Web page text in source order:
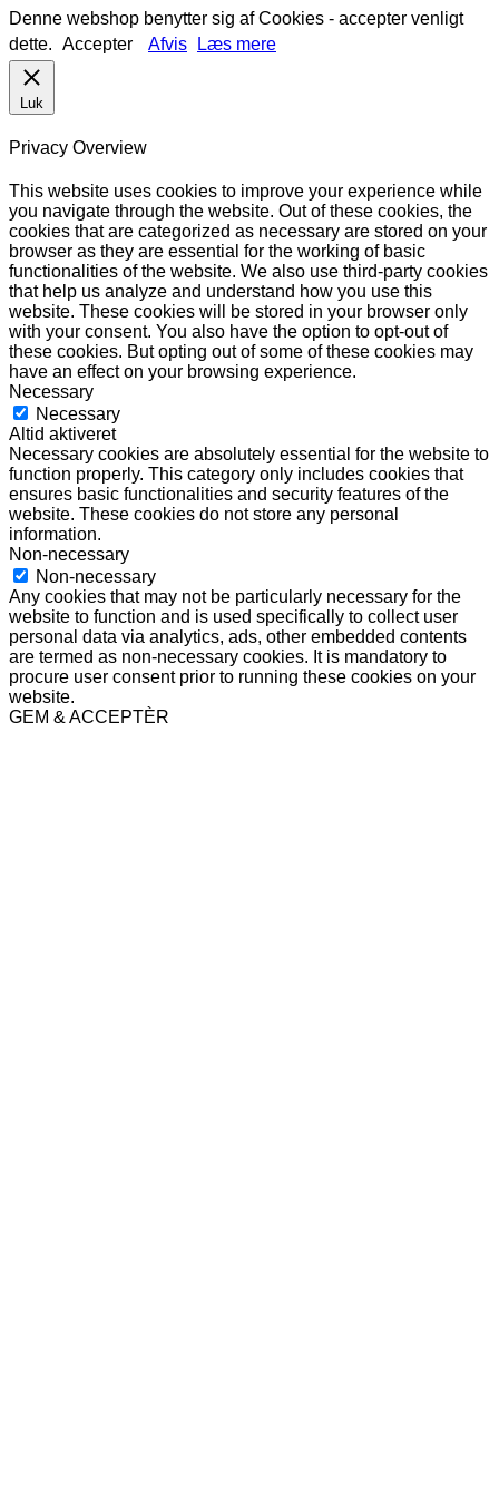
Denne webshop benytter sig af Cookies - accepter venligt
dette. Accepter Afvis Læs mere
Luk
Privacy Overview
This website uses cookies to improve your experience while
you navigate through the website. Out of these cookies, the
cookies that are categorized as necessary are stored on your
browser as they are essential for the working of basic
functionalities of the website. We also use third-party cookies
that help us analyze and understand how you use this
website. These cookies will be stored in your browser only
with your consent. You also have the option to opt-out of
these cookies. But opting out of some of these cookies may
have an effect on your browsing experience.
Necessary
Necessary
Altid aktiveret
Necessary cookies are absolutely essential for the website to
function properly. This category only includes cookies that
ensures basic functionalities and security features of the
website. These cookies do not store any personal
information.
Non-necessary
Non-necessary
Any cookies that may not be particularly necessary for the
website to function and is used specifically to collect user
personal data via analytics, ads, other embedded contents
are termed as non-necessary cookies. It is mandatory to
procure user consent prior to running these cookies on your
website.
GEM & ACCEPTÈR